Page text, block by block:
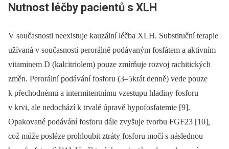
Nutnost léčby pacientů s XLH
V současnosti neexistuje kauzální léčba XLH. Substituční terapie
užívaná v současnosti perorálně podávaným fosfátem a aktivním
vitaminem D (kalcitriolem) pouze zmírňuje rozvoj rachitických
změn. Perorální podávání fosforu (3–5krát denně) vede pouze
k přechodnému a intermitentnímu vzestupu hladiny fosforu
v krvi, ale nedochází k trvalé úpravě hypofosfatemie [9].
Opakované podávání fosforu dále zvyšuje tvorbu FGF23 [10]
což může posléze prohloubit ztráty fosforu močí s následnou